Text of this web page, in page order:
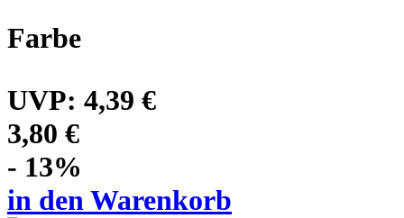
Farbe
UVP: 4,39 €
3,80 €
- 13%
in den Warenkorb